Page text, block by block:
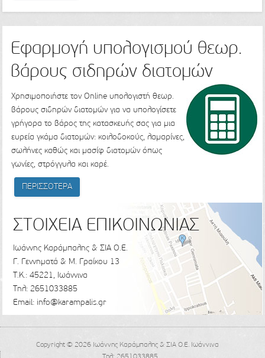
Εφαρμογή υπολογισμού θεωρ.
βάρους σιδηρών διατομών
Χρησιμοποιήστε τον Online υπολογιστή θεωρ.
βάρους σιδηρών διατομών για να υπολογίσετε
γρήγορα το βάρος της κατασκευής σας για μια
ευρεία γκάμα διατομών: κοιλοδοκούς, λαμαρίνες,
σωλήνες καθώς και μασίφ διατομών όπως
γωνίες, στρόγγυλα και καρέ.
ΠΕΡΙΣΣΟΤΕΡΑ
ΣΤΟΙΧΕΙΑ ΕΠΙΚΟΙΝΩΝΙΑΣ
Ιωάννης Καράμπαλης & ΣΙΑ Ο.Ε.
Γ. Γεννηματά & Μ. Γραίκου 13
Τ.Κ.: 45221, Ιωάννινα
Τηλ: 2651033885
Email: info@karampalis.gr
Copyright © 2026 Ιωάννης Καράμπαλης & ΣΙΑ Ο.Ε. Ιωάννινα